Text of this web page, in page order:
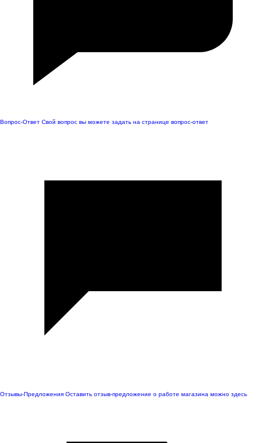
Вопрос-Ответ Свой вопрос вы можете задать на странице вопрос-ответ
Отзывы-Предложения Оставить отзыв-предложение о работе магазина можно здесь